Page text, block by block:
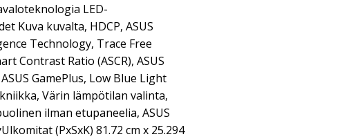
LED-
Kuva kuvalta, HDCP, ASUS
Technology, Trace Free
Contrast Ratio (ASCR), ASUS
GamePlus, Low Blue Light
Värin lämpötilan valinta,
ilman etupaneelia, ASUS
(PxSxK) 81.72 cm x 25.294